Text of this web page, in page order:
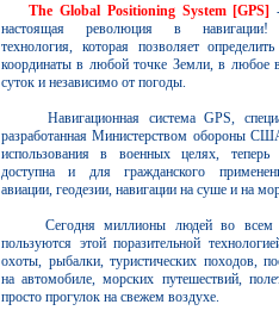
The Global Positioning System [GPS]
настоящая революция в
технология, которая позволяет
координаты в любой точке Земли, в любое
суток и независимо от погоды.
Навигационная система GPS,
разработанная Министерством обороны
использования в военных целях, теперь
доступна и для гражданского
авиации, геодезии, навигации на суше и на
Сегодня миллионы людей во всем
пользуются этой поразительной
охоты, рыбалки, туристических походов,
на автомобиле, морских путешествий,
просто прогулок на свежем воздухе.